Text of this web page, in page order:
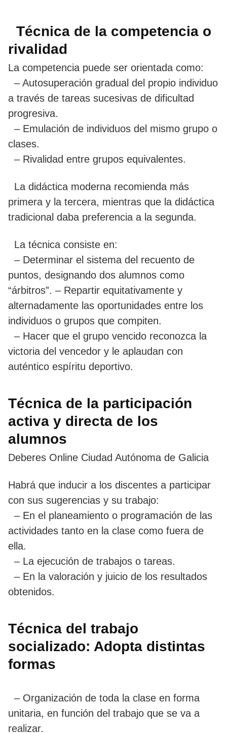
Técnica de la competencia o
rivalidad
La competencia puede ser orientada como:
– Autosuperación gradual del propio individuo
a través de tareas sucesivas de dificultad
progresiva.
– Emulación de individuos del mismo grupo o
clases.
– Rivalidad entre grupos equivalentes.
La didáctica moderna recomienda más
primera y la tercera, mientras que la didáctica
tradicional daba preferencia a la segunda.
La técnica consiste en:
– Determinar el sistema del recuento de
puntos, designando dos alumnos como
“árbitros”. – Repartir equitativamente y
alternadamente las oportunidades entre los
individuos o grupos que compiten.
– Hacer que el grupo vencido reconozca la
victoria del vencedor y le aplaudan con
auténtico espíritu deportivo.
Técnica de la participación
activa y directa de los
alumnos
Deberes Online Ciudad Autónoma de Galicia
Habrá que inducir a los discentes a participar
con sus sugerencias y su trabajo:
– En el planeamiento o programación de las
actividades tanto en la clase como fuera de
ella.
– La ejecución de trabajos o tareas.
– En la valoración y juicio de los resultados
obtenidos.
Técnica del trabajo
socializado: Adopta distintas
formas
– Organización de toda la clase en forma
unitaria, en función del trabajo que se va a
realizar.